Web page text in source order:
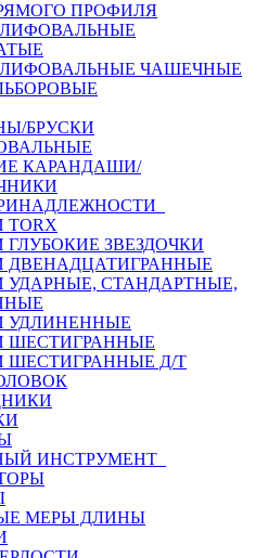
ПРОФИЛЯ
ЧАШЕЧНЫЕ
БРУСКИ
КАРАНДАШИ/
ГЛУБОКИЕ ЗВЕЗДОЧКИ
ДВЕНАДЦАТИГРАННЫЕ
УДАРНЫЕ, СТАНДАРТНЫЕ,
УДЛИНЕННЫЕ
ШЕСТИГРАННЫЕ
ШЕСТИГРАННЫЕ Д/Т
ИНСТРУМЕНТ
МЕРЫ ДЛИНЫ